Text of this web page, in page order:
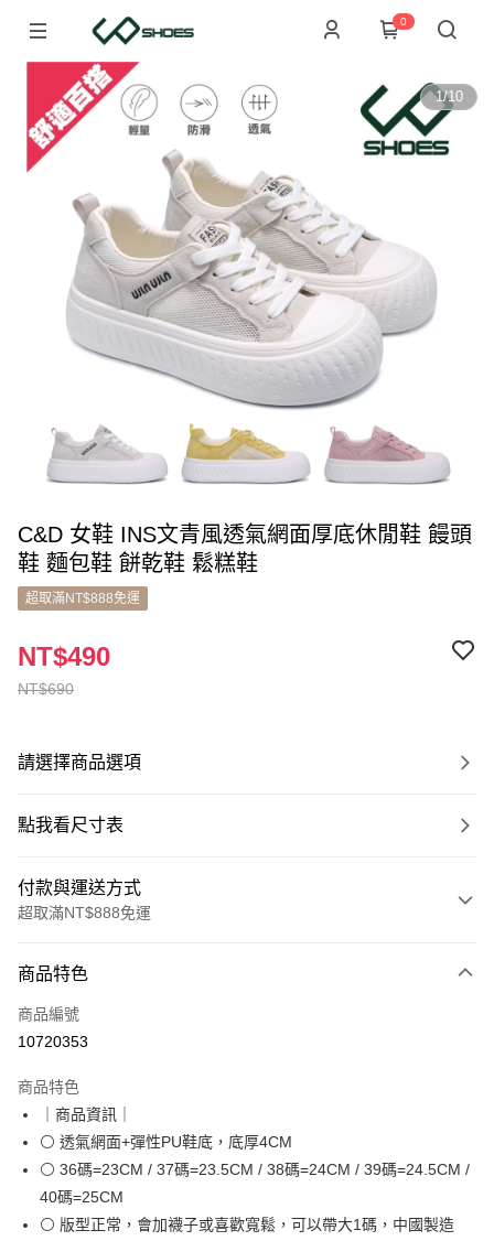
0
1/10
C&D 女鞋 INS文青風透氣網面厚底休閒鞋 饅頭
鞋 麵包鞋 餅乾鞋 鬆糕鞋
超取滿NT$888免運
NT$690
NT$490
請選擇商品選項
點我看尺寸表
付款與運送方式
超取滿NT$888免運
信用卡一次付款
超商取貨付款
Apple Pay
街口支付
悠遊付
全盈+PAY
商品特色
商品編號
10720353
商品特色
｜商品資訊｜
⚪ 透氣網面+彈性PU鞋底，底厚4CM
⚪ 36碼=23CM / 37碼=23.5CM / 38碼=24CM / 39碼=24.5CM /
40碼=25CM
⚪ 版型正常，會加襪子或喜歡寬鬆，可以帶大1碼，中國製造